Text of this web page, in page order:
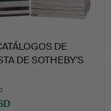
DE
DE SOTHEBY'S